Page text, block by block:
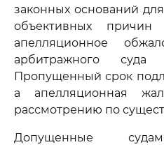
законных оснований
объективных
апелляционное
арбитражного суда
Пропущенный срок
а апелляционная
рассмотрению по
Допущенные